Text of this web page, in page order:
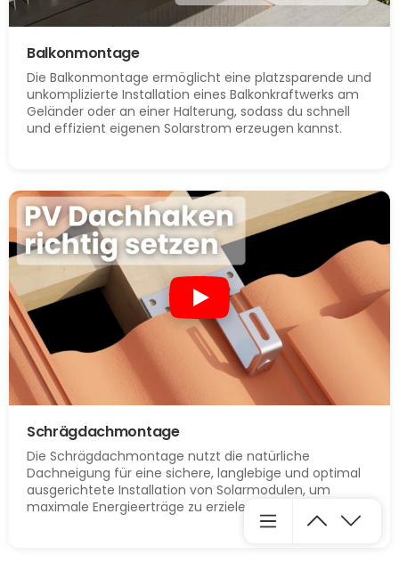
Balkonmontage
Die Balkonmontage ermöglicht eine platzsparende und
unkomplizierte Installation eines Balkonkraftwerks am
Geländer oder an einer Halterung, sodass du schnell
und effizient eigenen Solarstrom erzeugen kannst.
Schrägdachmontage
Die Schrägdachmontage nutzt die natürliche
Dachneigung für eine sichere, langlebige und optimal
ausgerichtete Installation von Solarmodulen, um
maximale Energieerträge zu erzielen.